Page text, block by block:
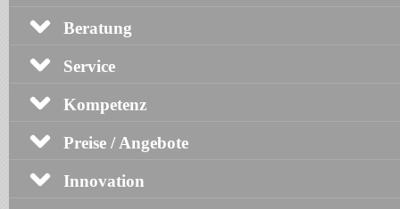
Beratung
Service
Kompetenz
Preise / Angebote
Innovation